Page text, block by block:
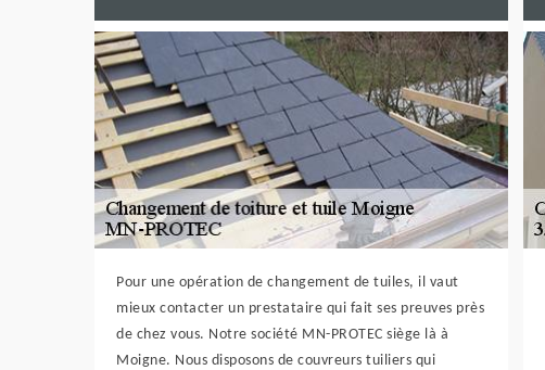
Pour une opération de changement de tuiles, il vaut
mieux contacter un prestataire qui fait ses preuves près
de chez vous. Notre société MN-PROTEC siège là à
Moigne. Nous disposons de couvreurs tuiliers qui